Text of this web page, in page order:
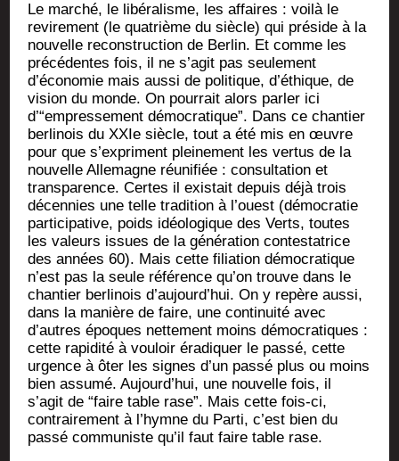
Le mar­ché, le libé­ra­lisme, les affaires : voi­là le
revi­re­ment (le qua­trième du siècle) qui pré­side à la
nou­velle recons­truc­tion de Ber­lin. Et comme les
pré­cé­dentes fois, il ne s’agit pas seule­ment
d’économie mais aus­si de poli­tique, d’éthique, de
vision du monde. On pour­rait alors par­ler ici
d’“empressement démo­cra­tique”. Dans ce chan­tier
ber­li­nois du XXIe siècle, tout a été mis en œuvre
pour que s’expriment plei­ne­ment les ver­tus de la
nou­velle Alle­magne réuni­fiée : consul­ta­tion et
trans­pa­rence. Certes il exis­tait depuis déjà trois
décen­nies une telle tra­di­tion à l’ouest (démo­cra­tie
par­ti­ci­pa­tive, poids idéo­lo­gique des Verts, toutes
les valeurs issues de la géné­ra­tion contes­ta­trice
des années 60). Mais cette filia­tion démo­cra­tique
n’est pas la seule réfé­rence qu’on trouve dans le
chan­tier ber­li­nois d’aujourd’hui. On y repère aus­si,
dans la manière de faire, une conti­nui­té avec
d’autres époques net­te­ment moins démo­cra­tiques :
cette rapi­di­té à vou­loir éra­di­quer le pas­sé, cette
urgence à ôter les signes d’un pas­sé plus ou moins
bien assu­mé. Aujourd’hui, une nou­velle fois, il
s’agit de “faire table rase”. Mais cette fois-ci,
contrai­re­ment à l’hymne du Par­ti, c’est bien du
pas­sé com­mu­niste qu’il faut faire table rase.